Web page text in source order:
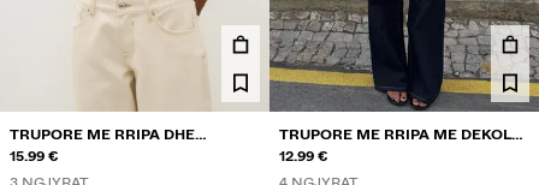
TRUPORE ME RRIPA DHE
DANTELLË
15.99 €
TRUPORE ME RRIPA ME DEKOLTE
TË RRUMBULLAKËT
12.99 €